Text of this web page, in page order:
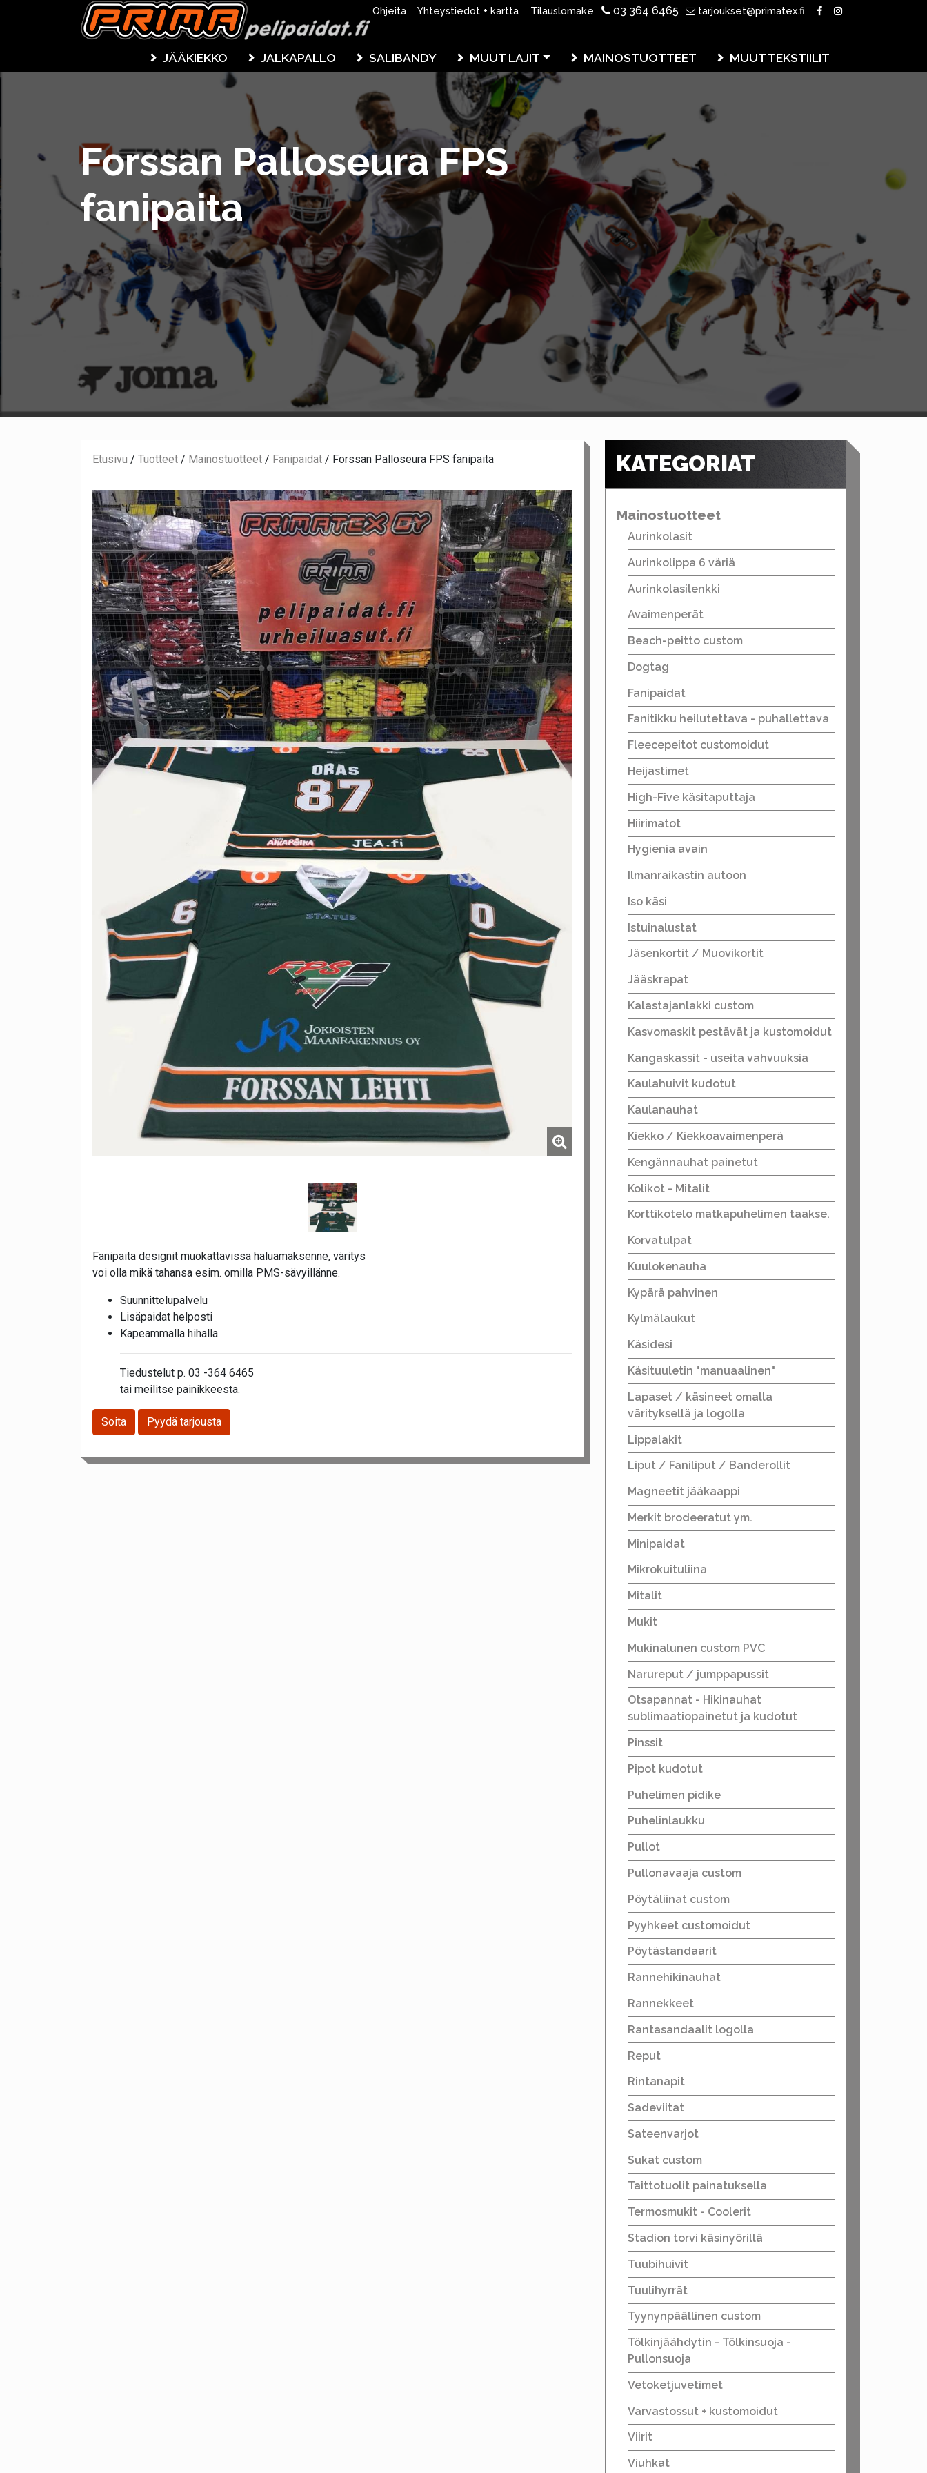
Ohjeita Yhteystiedot + kartta Tilauslomake 03 364 6465 tarjoukset@primatex.fi
JÄÄKIEKKO JALKAPALLO SALIBANDY MUUT LAJIT MAINOSTUOTTEET MUUT TEKSTIILIT
Forssan Palloseura FPS
fanipaita
Etusivu / Tuotteet / Mainostuotteet / Fanipaidat / Forssan Palloseura FPS fanipaita
Fanipaita designit muokattavissa haluamaksenne, väritys
voi olla mikä tahansa esim. omilla PMS-sävyillänne.
Suunnittelupalvelu
Lisäpaidat helposti
Kapeammalla hihalla
Tiedustelut p. 03 -364 6465
tai meilitse painikkeesta.
Soita Pyydä tarjousta
KATEGORIAT
Mainostuotteet
Aurinkolasit
Aurinkolippa 6 väriä
Aurinkolasilenkki
Avaimenperät
Beach-peitto custom
Dogtag
Fanipaidat
Fanitikku heilutettava - puhallettava
Fleecepeitot customoidut
Heijastimet
High-Five käsitaputtaja
Hiirimatot
Hygienia avain
Ilmanraikastin autoon
Iso käsi
Istuinalustat
Jäsenkortit / Muovikortit
Jääskrapat
Kalastajanlakki custom
Kasvomaskit pestävät ja kustomoidut
Kangaskassit - useita vahvuuksia
Kaulahuivit kudotut
Kaulanauhat
Kiekko / Kiekkoavaimenperä
Kengännauhat painetut
Kolikot - Mitalit
Korttikotelo matkapuhelimen taakse.
Korvatulpat
Kuulokenauha
Kypärä pahvinen
Kylmälaukut
Käsidesi
Käsituuletin "manuaalinen"
Lapaset / käsineet omalla
värityksellä ja logolla
Lippalakit
Liput / Faniliput / Banderollit
Magneetit jääkaappi
Merkit brodeeratut ym.
Minipaidat
Mikrokuituliina
Mitalit
Mukit
Mukinalunen custom PVC
Narureput / jumppapussit
Otsapannat - Hikinauhat
sublimaatiopainetut ja kudotut
Pinssit
Pipot kudotut
Puhelimen pidike
Puhelinlaukku
Pullot
Pullonavaaja custom
Pöytäliinat custom
Pyyhkeet customoidut
Pöytästandaarit
Rannehikinauhat
Rannekkeet
Rantasandaalit logolla
Reput
Rintanapit
Sadeviitat
Sateenvarjot
Sukat custom
Taittotuolit painatuksella
Termosmukit - Coolerit
Stadion torvi käsinyörillä
Tuubihuivit
Tuulihyrrät
Tyynynpäällinen custom
Tölkinjäähdytin - Tölkinsuoja -
Pullonsuoja
Vetoketjuvetimet
Varvastossut + kustomoidut
Viirit
Viuhkat